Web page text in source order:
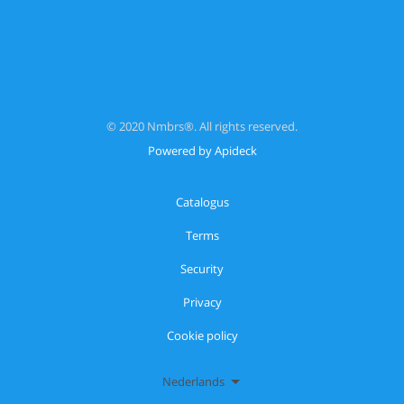
© 2020 Nmbrs®. All rights reserved.
Powered by Apideck
Catalogus
Terms
Security
Privacy
Cookie policy
Nederlands